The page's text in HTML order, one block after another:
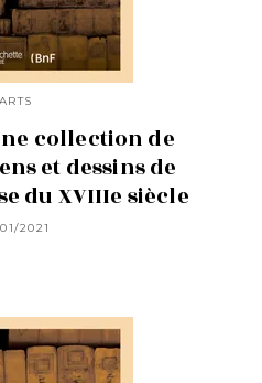
ARTS
collection de
et dessins de
du XVIIIe siècle
2021